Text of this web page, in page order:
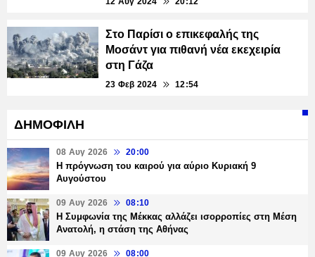
Στο Παρίσι ο επικεφαλής της
Μοσάντ για πιθανή νέα εκεχειρία
στη Γάζα
23 Φεβ 2024 12:54
ΔΗΜΟΦΙΛΗ
08 Αυγ 2026 20:00
Η πρόγνωση του καιρού για αύριο Κυριακή 9
Αυγούστου
09 Αυγ 2026 08:10
Η Συμφωνία της Μέκκας αλλάζει ισορροπίες στη Μέση
Ανατολή, η στάση της Αθήνας
09 Αυγ 2026 08:00